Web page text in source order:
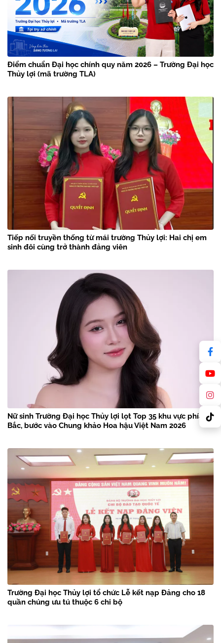
Điểm chuẩn Đại học chính quy năm 2026 – Trường Đại học
Thủy lợi (mã trường TLA)
Tiếp nối truyền thống từ mái trường Thủy lợi: Hai chị em
sinh đôi cùng trở thành đảng viên
Nữ sinh Trường Đại học Thủy lợi lọt Top 35 khu vực phía
Bắc, bước vào Chung khảo Hoa hậu Việt Nam 2026
Trường Đại học Thủy lợi tổ chức Lễ kết nạp Đảng cho 18
quần chúng ưu tú thuộc 6 chi bộ